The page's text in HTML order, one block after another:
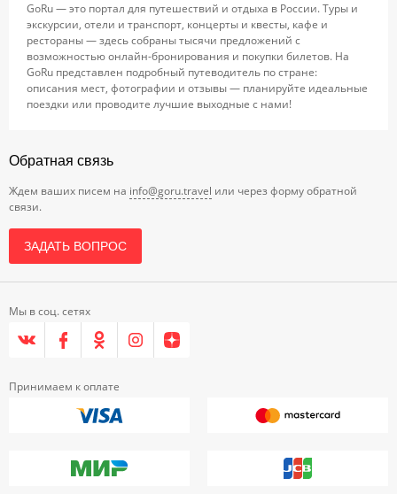
GoRu — это портал для путешествий и отдыха в России. Туры и
экскурсии, отели и транспорт, концерты и квесты, кафе и
рестораны — здесь собраны тысячи предложений с
возможностью онлайн-бронирования и покупки билетов. На
GoRu представлен подробный путеводитель по стране:
описания мест, фотографии и отзывы — планируйте идеальные
поездки или проводите лучшие выходные с нами!
Обратная связь
Ждем ваших писем на info@goru.travel или через форму обратной
связи.
ЗАДАТЬ ВОПРОС
Мы в соц. сетях
Принимаем к оплате